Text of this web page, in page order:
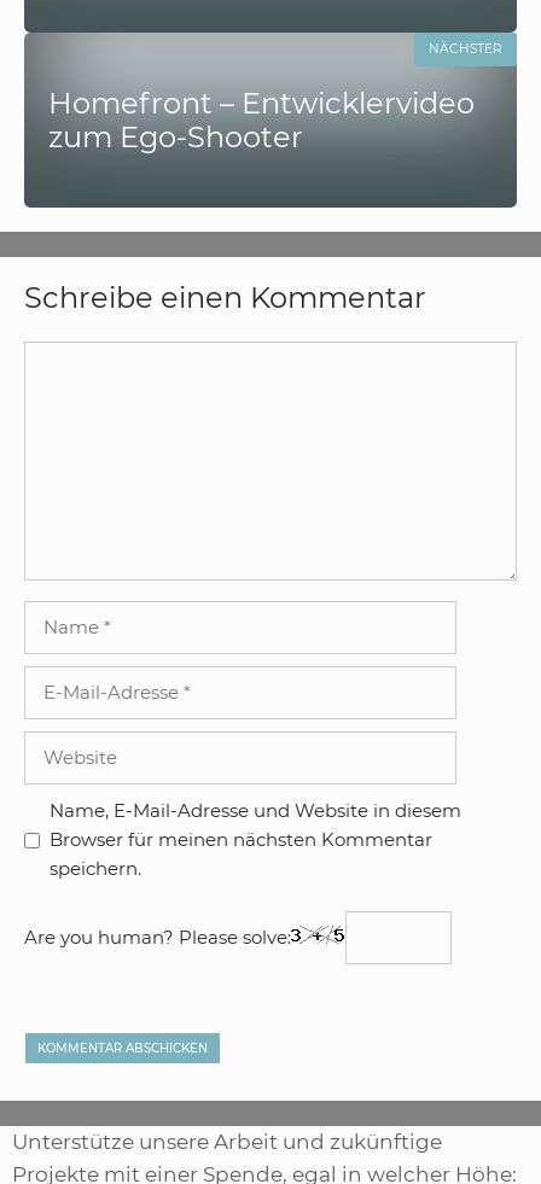
Homefront – Entwicklervideo
zum Ego-Shooter
NÄCHSTER
Schreibe einen Kommentar
Adresse
Name, E-Mail-Adresse und Website in diesem
Browser für meinen nächsten Kommentar
speichern.
Are you human? Please solve:
Unterstütze unsere Arbeit und zukünftige
Projekte mit einer Spende, egal in welcher Höhe: